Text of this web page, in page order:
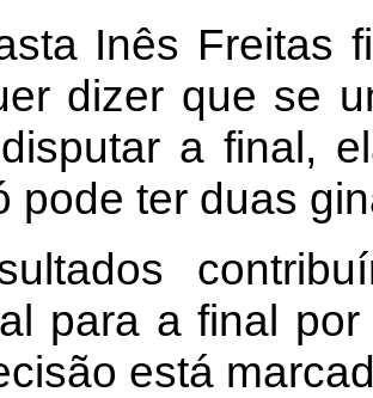
Inês Freitas
dizer que se
a final,
pode ter duas
para a final
está